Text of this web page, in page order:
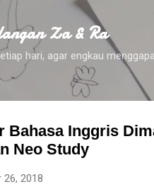
Za & Ra
hari, agar engkau
Bahasa Inggris
Neo Study
26, 2018